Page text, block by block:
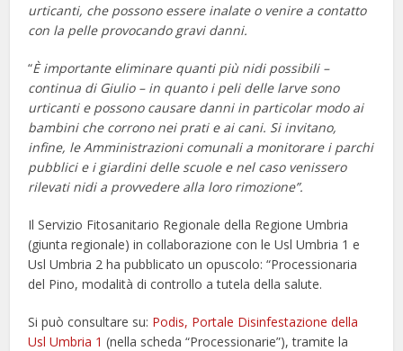
urticanti, che possono essere inalate o venire a contatto
con la pelle provocando gravi danni.
“È importante eliminare quanti più nidi possibili –
continua di Giulio – in quanto i peli delle larve sono
urticanti e possono causare danni in particolar modo ai
bambini che corrono nei prati e ai cani. Si invitano,
infine, le Amministrazioni comunali a monitorare i parchi
pubblici e i giardini delle scuole e nel caso venissero
rilevati nidi a provvedere alla loro rimozione”.
Il Servizio Fitosanitario Regionale della Regione Umbria
(giunta regionale) in collaborazione con le Usl Umbria 1 e
Usl Umbria 2 ha pubblicato un opuscolo: “Processionaria
del Pino, modalità di controllo a tutela della salute.
Si può consultare su: Podis, Portale Disinfestazione della
Usl Umbria 1 (nella scheda “Processionarie”), tramite la